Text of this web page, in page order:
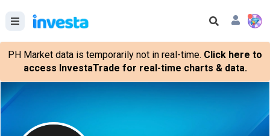
PH Market data is temporarily not in real-time. Click here to
access InvestaTrade for real-time charts & data.